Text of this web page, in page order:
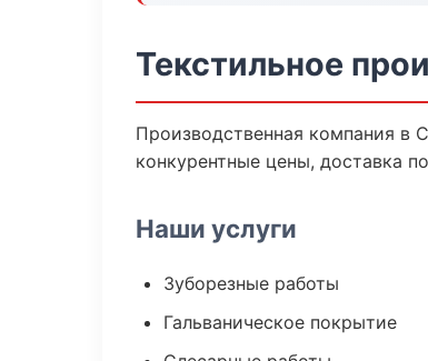
Текстильное
Производственная компания в
конкурентные цены, доставка
Наши услуги
Зуборезные работы
Гальваническое покрытие